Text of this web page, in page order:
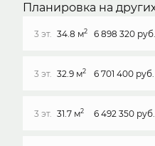
Планировка на
3 эт. 34.8 м2 6 898 320 руб.
3 эт. 32.9 м2 6 701 400 руб.
3 эт. 31.7 м2 6 492 350 руб.